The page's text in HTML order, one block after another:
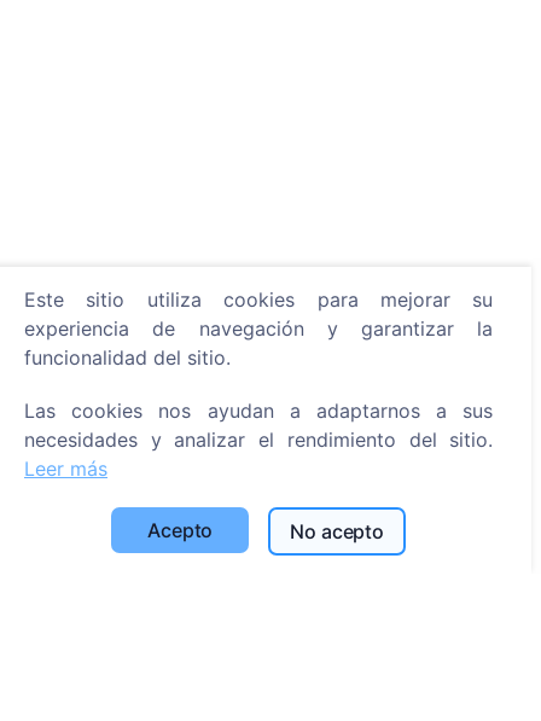
Información
Acerca de CEMETY
Eventos
Política de privacidad
Política de pagos
Este sitio utiliza cookies para mejorar su
experiencia de navegación y garantizar la
funcionalidad del sitio.
Las cookies nos ayudan a adaptarnos a sus
necesidades y analizar el rendimiento del sitio.
Leer más
Acepto No acepto